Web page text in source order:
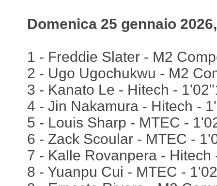
Domenica 25 gennaio
1 - Freddie Slater - M2
2 - Ugo Ugochukwu - M2
3 - Kanato Le - Hitech -
4 - Jin Nakamura - Hitech -
5 - Louis Sharp - MTEC -
6 - Zack Scoular - MTEC -
7 - Kalle Rovanpera - Hitech
8 - Yuanpu Cui - MTEC -